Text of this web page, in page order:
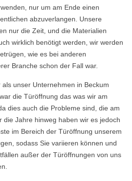
nur um am Ende einen
abzuverlangen. Unsere
nur die Zeit, und die Materialien
wirklich benötigt werden, wir werden
wie es bei anderen
Branche schon der Fall war.
unser Unternehmen in Beckum
die Türöffnung das was wir am
dies auch die Probleme sind, die am
die Jahre hinweg haben wir es jedoch
im Bereich der Türöffnung unserem
sodass Sie variieren können und
außer der Türöffnungen von uns